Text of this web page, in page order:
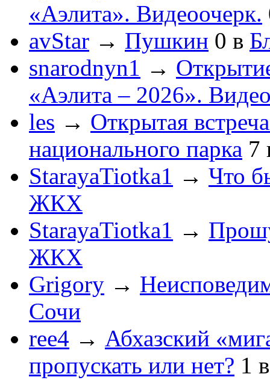
«Аэлита». Видеоочерк.
avStar → Пушкин 0 в
snarodnyn1 →
«Аэлита – 2026».
les → Открытая
национального парка 7
StarayaTiotka1 → Что
ЖКХ
StarayaTiotka1 →
ЖКХ
Grigory →
Сочи
ree4 → Абхазский
пропускать или нет? 1